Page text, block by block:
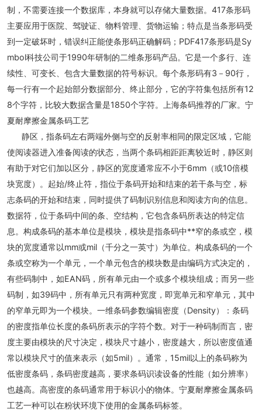
制，不需要连接一个数据库，本身就可以存储大量数据。417条形码
主要应用于医院、驾驶证、物料管理、货物运输；特点是当条形码受
到一定破坏时，错误纠正能使条形码正确解码；PDF417条形码是Sy
mbol科技公司于1990年研制的二维条形码产品。它是一个多行、连
续性、可变长、包含大量数据的符号标识。每个条形码有3－90行，
每一行有一个起始部分数据部分、终止部分，它的字符集包括所有12
8个字符，比较大数据含量是1850个字符。上海条码推荐的厂家。宁
夏耐摩擦金属条码工艺
静区，指条码左右两端外侧与空的反射率相同的限定区域，它能
使阅读器进入准备阅读的状态，当两个条码相距距离较近时，静区则
有助于对它们加以区分，静区的宽度通常应不小于6mm（或10倍模
块宽度）。起始/终止符，指位于条码开始和结束的若干条与空，标
志条码的开始和结束，同时提供了码制识别信息和阅读方向的信息。
数据符，位于条码中间的条、空结构，它包含条码所表达的特定信
息。构成条码的基本单位是模块，模块是指条码中**窄的条或空，模
块的宽度通常以mm或mil（千分之一英寸）为单位。构成条码的一个
条或空称为一个单元，一个单元包含的模块数是由编码方式决定的，
有些码制中，如EAN码，所有单元由一个或多个模块组成；而另一些
码制，如39码中，所有单元只有两种宽度，即宽单元和窄单元，其中
的窄单元即为一个模块。一维条码参数编辑密度（Density）：条码
的密度指单位长度的条码所表示的字符个数。对于一种码制而言，密
度主要由模块的尺寸决定，模块尺寸越小，密度越大，所以密度值通
常以模块尺寸的值来表示（如5mil）。通常，15mil以上的条码称为
低密度条码，条码密度越高，要求条码识读设备的性能（如分辨率）
也越高。高密度的条码通常用于标识小的物体。宁夏耐摩擦金属条码
工艺一种可以在粉状环境下使用的金属条码标签。